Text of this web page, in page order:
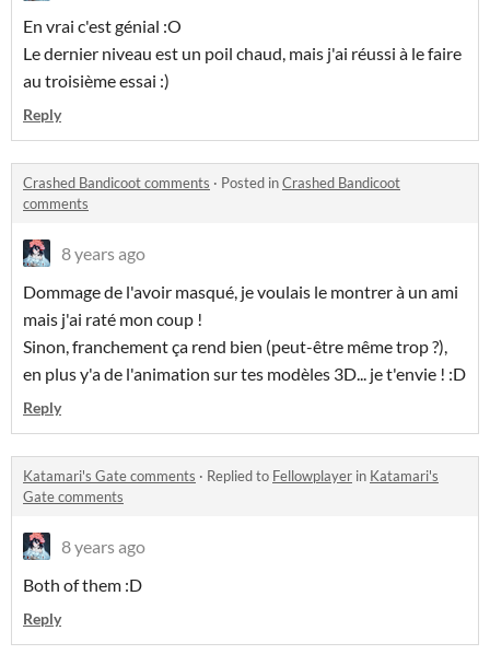
En vrai c'est génial :O
Le dernier niveau est un poil chaud, mais j'ai réussi à le faire
au troisième essai :)
Reply
Crashed Bandicoot comments · Posted inCrashed Bandicoot
comments
8 years ago
Dommage de l'avoir masqué, je voulais le montrer à un ami
mais j'ai raté mon coup !
Sinon, franchement ça rend bien (peut-être même trop ?),
en plus y'a de l'animation sur tes modèles 3D... je t'envie ! :D
Reply
Katamari's Gate comments · Replied to Fellowplayer in Katamari's
Gate comments
8 years ago
Both of them :D
Reply